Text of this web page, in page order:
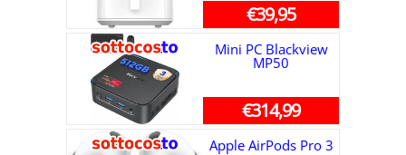
€39,95
Mini PC Blackview
MP50
€314,99
Apple AirPods Pro 3